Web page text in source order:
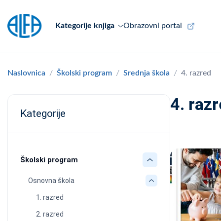
Kategorije knjiga Obrazovni portal
Naslovnica Školski program Srednja škola 4. razred
Kategorije
Školski program
Osnovna škola
1. razred
2. razred
4.